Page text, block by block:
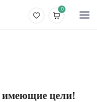
0
имеющие цели!